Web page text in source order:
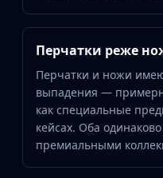
iTradeGG
Skinplace
SkinVault
Steam
Перчатки реже
Перчатки и ножи
выпадения —
как специальные
кейсах. Оба
премиальными